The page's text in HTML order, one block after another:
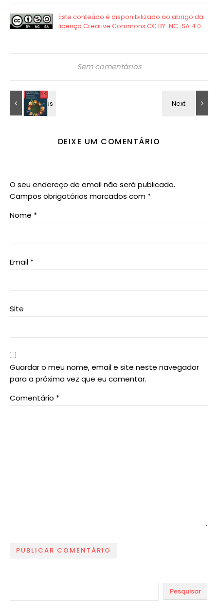
Sem comentários
DEIXE UM COMENTÁRIO
O seu endereço de email não será publicado.
Campos obrigatórios marcados com *
Nome *
Email *
Site
Guardar o meu nome, email e site neste navegador
para a próxima vez que eu comentar.
Comentário *
Pesquisar